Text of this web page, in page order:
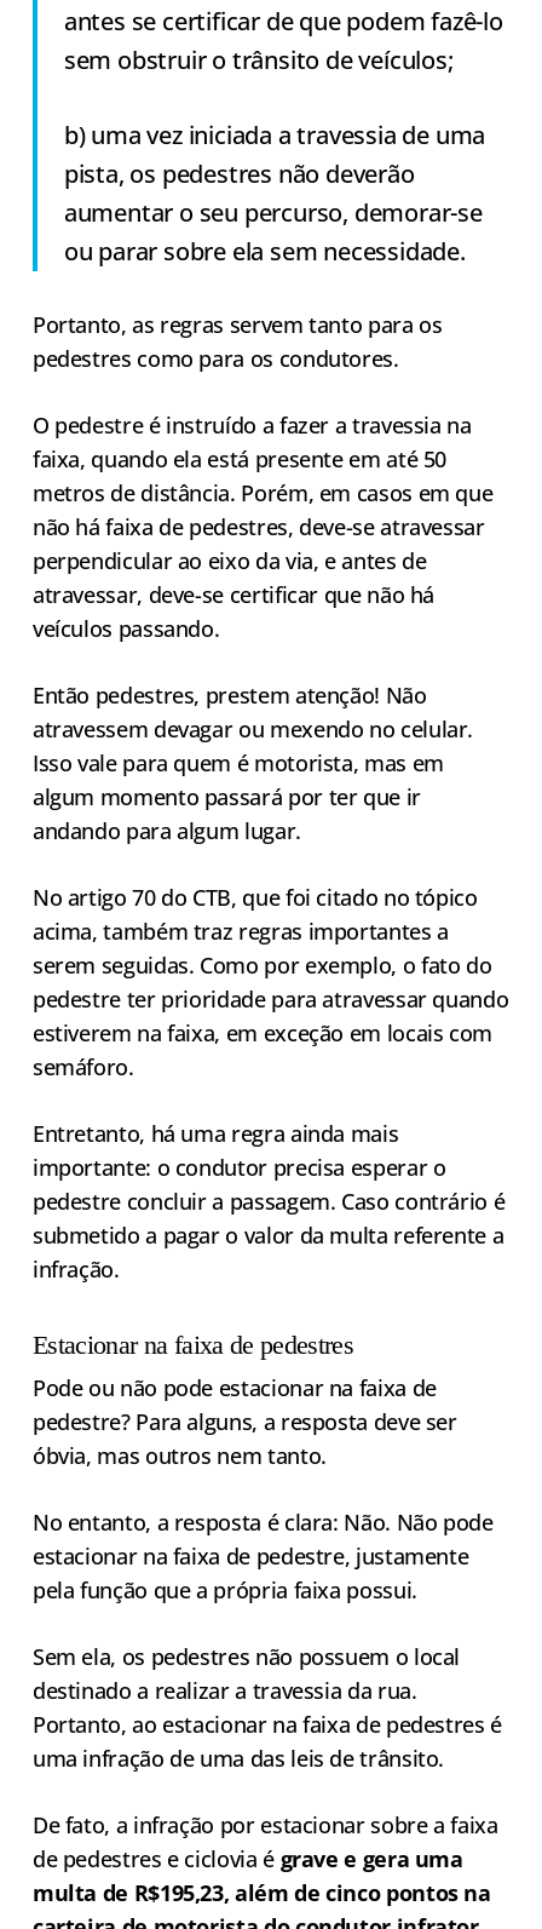
antes se certificar de que podem fazê-lo
sem obstruir o trânsito de veículos;
b) uma vez iniciada a travessia de uma
pista, os pedestres não deverão
aumentar o seu percurso, demorar-se
ou parar sobre ela sem necessidade.
Portanto, as regras servem tanto para os
pedestres como para os condutores.
O pedestre é instruído a fazer a travessia na
faixa, quando ela está presente em até 50
metros de distância. Porém, em casos em que
não há faixa de pedestres, deve-se atravessar
perpendicular ao eixo da via, e antes de
atravessar, deve-se certificar que não há
veículos passando.
Então pedestres, prestem atenção! Não
atravessem devagar ou mexendo no celular.
Isso vale para quem é motorista, mas em
algum momento passará por ter que ir
andando para algum lugar.
No artigo 70 do CTB, que foi citado no tópico
acima, também traz regras importantes a
serem seguidas. Como por exemplo, o fato do
pedestre ter prioridade para atravessar quando
estiverem na faixa, em exceção em locais com
semáforo.
Entretanto, há uma regra ainda mais
importante: o condutor precisa esperar o
pedestre concluir a passagem. Caso contrário é
submetido a pagar o valor da multa referente a
infração.
Estacionar na faixa de pedestres
Pode ou não pode estacionar na faixa de
pedestre? Para alguns, a resposta deve ser
óbvia, mas outros nem tanto.
No entanto, a resposta é clara: Não. Não pode
estacionar na faixa de pedestre, justamente
pela função que a própria faixa possui.
Sem ela, os pedestres não possuem o local
destinado a realizar a travessia da rua.
Portanto, ao estacionar na faixa de pedestres é
uma infração de uma das leis de trânsito.
De fato, a infração por estacionar sobre a faixa
de pedestres e ciclovia é grave e gera uma
multa de R$195,23, além de cinco pontos na